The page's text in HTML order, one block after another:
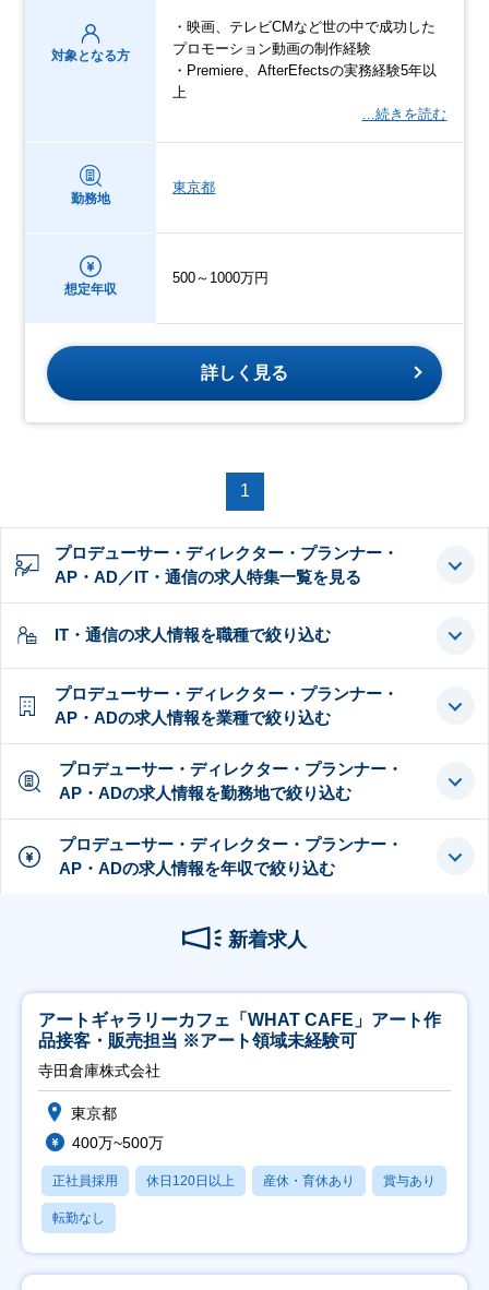
対象となる方
・映画、テレビCMなど世の中で成功した
プロモーション動画の制作経験
・Premiere、AfterEfectsの実務経験5年以
上
…続きを読む
勤務地
東京都
想定年収
500～1000万円
詳しく見る
1
プロデューサー・ディレクター・プランナー・
AP・AD／IT・通信の求人特集一覧を見る
IT・通信の求人情報を職種で絞り込む
プロデューサー・ディレクター・プランナー・
AP・ADの求人情報を業種で絞り込む
プロデューサー・ディレクター・プランナー・
AP・ADの求人情報を勤務地で絞り込む
プロデューサー・ディレクター・プランナー・
AP・ADの求人情報を年収で絞り込む
新着求人
アートギャラリーカフェ「WHAT CAFE」アート作
品接客・販売担当 ※アート領域未経験可
寺田倉庫株式会社
東京都
400万~500万
正社員採用 休日120日以上 産休・育休あり 賞与あり
転勤なし